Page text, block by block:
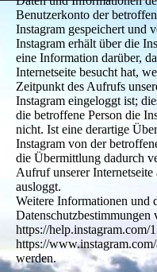
Benutzerkonto der
Instagram gespeichert und
Instagram erhält über die
eine Information darüber,
Internetseite besucht hat,
Zeitpunkt des Aufrufs
Instagram eingeloggt ist;
die betroffene Person die
nicht. Ist eine derartige
Instagram von der
die Übermittlung dadurch
Aufruf unserer
ausloggt.
Weitere Informationen und
Datenschutzbestimmungen
https://help.instagram.com/
https://
werden.